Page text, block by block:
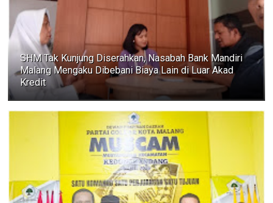
SHM Tak Kunjung Diserahkan, Nasabah Bank Mandiri
Malang Mengaku Dibebani Biaya Lain di Luar Akad
Kredit